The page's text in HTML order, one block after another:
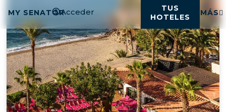
MY SENATORAcceder
TUS
HOTELES
MÁS